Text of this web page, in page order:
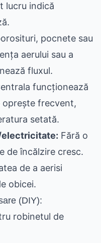
lucru indică
pocnete sau
aerului sau a
fluxul.
funcționează
oprește frecvent,
setată.
electricitate: Fără o
de încălzire cresc.
de a aerisi
obicei.
(DIY):
robinetul de